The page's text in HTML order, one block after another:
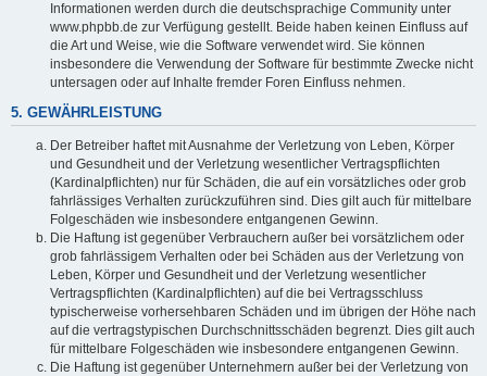
Informationen werden durch die deutschsprachige Community unter
www.phpbb.de zur Verfügung gestellt. Beide haben keinen Einfluss auf
die Art und Weise, wie die Software verwendet wird. Sie können
insbesondere die Verwendung der Software für bestimmte Zwecke nicht
untersagen oder auf Inhalte fremder Foren Einfluss nehmen.
5. GEWÄHRLEISTUNG
Der Betreiber haftet mit Ausnahme der Verletzung von Leben, Körper
und Gesundheit und der Verletzung wesentlicher Vertragspflichten
(Kardinalpflichten) nur für Schäden, die auf ein vorsätzliches oder grob
fahrlässiges Verhalten zurückzuführen sind. Dies gilt auch für mittelbare
Folgeschäden wie insbesondere entgangenen Gewinn.
Die Haftung ist gegenüber Verbrauchern außer bei vorsätzlichem oder
grob fahrlässigem Verhalten oder bei Schäden aus der Verletzung von
Leben, Körper und Gesundheit und der Verletzung wesentlicher
Vertragspflichten (Kardinalpflichten) auf die bei Vertragsschluss
typischerweise vorhersehbaren Schäden und im übrigen der Höhe nach
auf die vertragstypischen Durchschnittsschäden begrenzt. Dies gilt auch
für mittelbare Folgeschäden wie insbesondere entgangenen Gewinn.
Die Haftung ist gegenüber Unternehmern außer bei der Verletzung von